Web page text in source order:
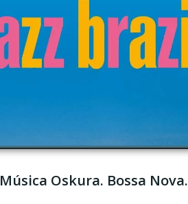
Música Oskura. Bossa Nova.